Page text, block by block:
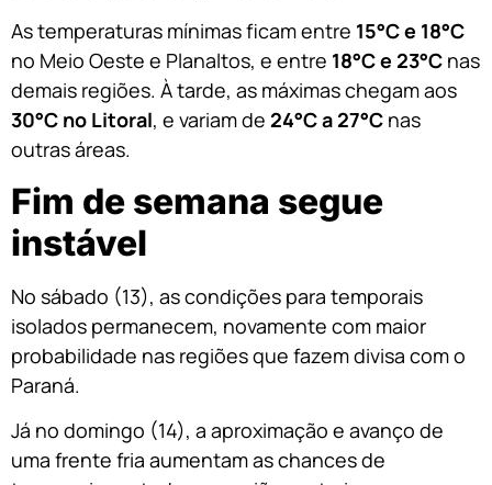
As temperaturas mínimas ficam entre 15°C e 18°C
no Meio Oeste e Planaltos, e entre 18°C e 23°C nas
demais regiões. À tarde, as máximas chegam aos
30°C no Litoral, e variam de 24°C a 27°C nas
outras áreas.
Fim de semana segue
instável
No sábado (13), as condições para temporais
isolados permanecem, novamente com maior
probabilidade nas regiões que fazem divisa com o
Paraná.
Já no domingo (14), a aproximação e avanço de
uma frente fria aumentam as chances de